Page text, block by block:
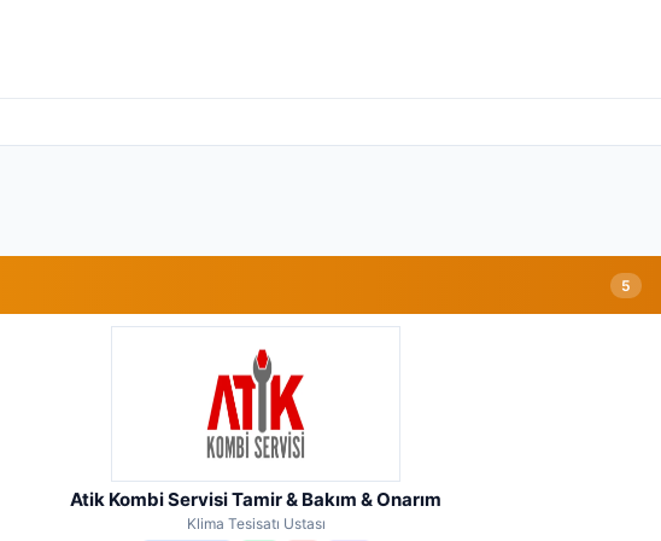
5
Atik Kombi Servisi Tamir & Bakım & Onarım
Klima Tesisatı Ustası